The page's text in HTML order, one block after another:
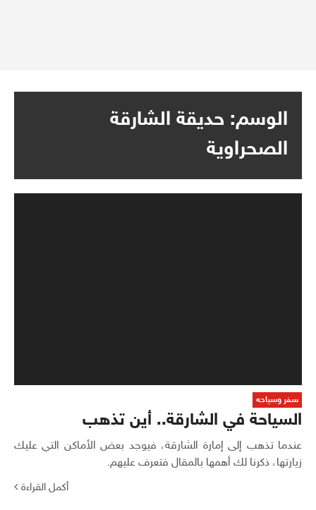
الوسم: حديقة الشارقة
الصحراوية
سفر وسياحه
السياحة في الشارقة.. أين تذهب
عندما تذهب إلى إمارة الشارقة، فيوجد بعض الأماكن التي عليك
زيارتها، ذكرنا لك أهمها بالمقال فتعرف عليهم.
أكمل القراءة